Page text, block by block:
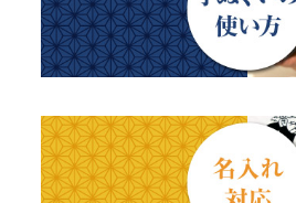
江戸小紋・総柄・無地
藍染め・絞り染め
結婚祝い
出産祝い
秋のギフト